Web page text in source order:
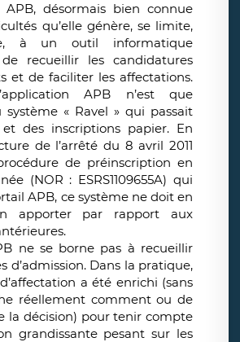
APB, désormais bien connue
qu’elle génère, se limite,
à un outil informatique
recueillir les candidatures
et de faciliter les affectations.
APB n’est que
système « Ravel » qui passait
des inscriptions papier. En
de l’arrêté du 8 avril 2011
de préinscription en
(NOR : ESRS1109655A) qui
APB, ce système ne doit en
apporter par rapport aux
ne se borne pas à recueillir
d’admission. Dans la pratique,
a été enrichi (sans
réellement comment ou de
la décision) pour tenir compte
grandissante pesant sur les